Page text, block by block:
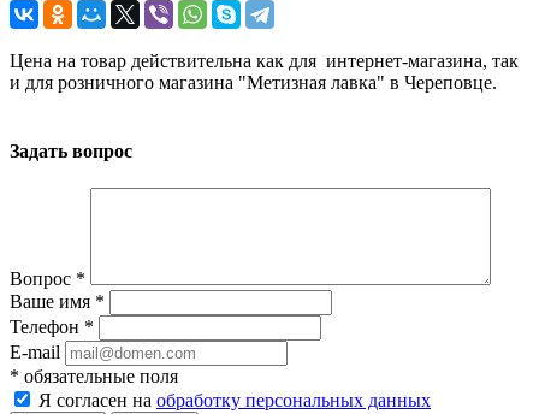
Цена на товар действительна как для интернет-магазина, так
и для розничного магазина "Метизная лавка" в Череповце.
Задать вопрос
Вопрос *
Ваше имя *
Телефон *
E-mail
* обязательные поля
Я согласен на обработку персональных данных